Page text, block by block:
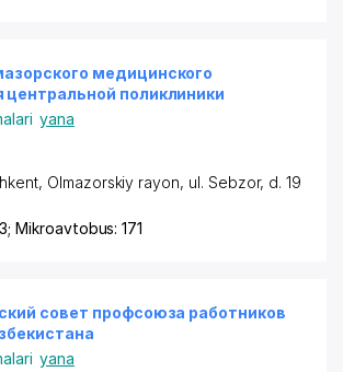
медицинского
поликлиники
yana
Olmazorskiy rayon, ul. Sebzor, d. 19
Mikroavtobus: 171
совет профсоюза работников
yana